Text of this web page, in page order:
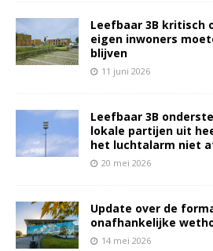
Leefbaar 3B kritisch
eigen inwoners
blijven
11 juni 2026
Leefbaar 3B
lokale partijen uit
het luchtalarm niet
20 mei 2026
Update over de
onafhankelijke
14 mei 2026